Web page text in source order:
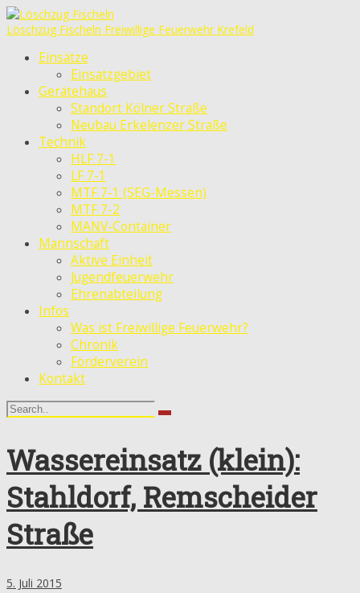
Löschzug Fischeln Freiwillige Feuerwehr Krefeld
Einsätze
Einsatzgebiet
Gerätehaus
Standort Kölner Straße
Neubau Erkelenzer Straße
Technik
HLF 7-1
LF 7-1
MTF 7-1 (SEG-Messen)
MTF 7-2
MANV-Container
Mannschaft
Aktive Einheit
Jugendfeuerwehr
Ehrenabteilung
Infos
Was ist Freiwillige Feuerwehr?
Chronik
Förderverein
Kontakt
Wassereinsatz (klein):
Stahldorf, Remscheider
Straße
5. Juli 2015